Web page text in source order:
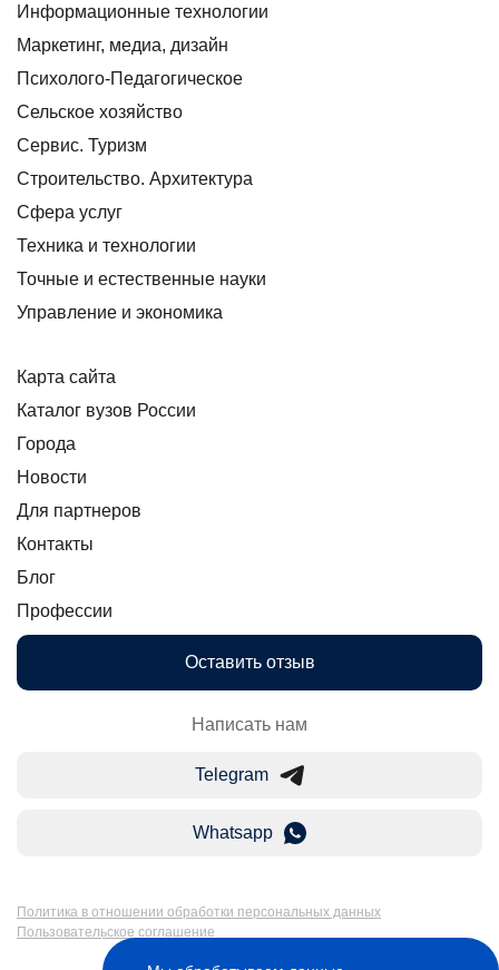
Информационные технологии
Маркетинг, медиа, дизайн
Психолого-Педагогическое
Сельское хозяйство
Сервис. Туризм
Строительство. Архитектура
Сфера услуг
Техника и технологии
Точные и естественные науки
Управление и экономика
Карта сайта
Каталог вузов России
Города
Новости
Для партнеров
Контакты
Блог
Профессии
Оставить отзыв
Написать нам
Telegram
Whatsapp
Политика в отношении обработки персональных данных
Пользовательское соглашение